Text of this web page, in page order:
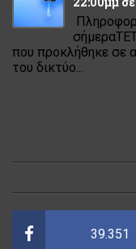
που προκλήθηκε σε
του δικτύο...
39.351